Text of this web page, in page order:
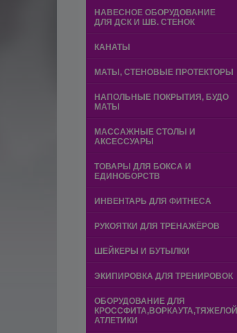
НАВЕСНОЕ ОБОРУДОВАНИЕ
ДЛЯ ДСК И ШВ. СТЕНОК
КАНАТЫ
МАТЫ, СТЕНОВЫЕ ПРОТЕКТОРЫ
НАПОЛЬНЫЕ ПОКРЫТИЯ, БУДО
МАТЫ
МАССАЖНЫЕ СТОЛЫ И
АКСЕССУАРЫ
ТОВАРЫ ДЛЯ БОКСА И
ЕДИНОБОРСТВ
ИНВЕНТАРЬ ДЛЯ ФИТНЕСА
РУКОЯТКИ ДЛЯ ТРЕНАЖЁРОВ
ШЕЙКЕРЫ И БУТЫЛКИ
ЭКИПИРОВКА ДЛЯ ТРЕНИРОВОК
ОБОРУДОВАНИЕ ДЛЯ
КРОССФИТА,ВОРКАУТА,ТЯЖЕЛОЙ
АТЛЕТИКИ